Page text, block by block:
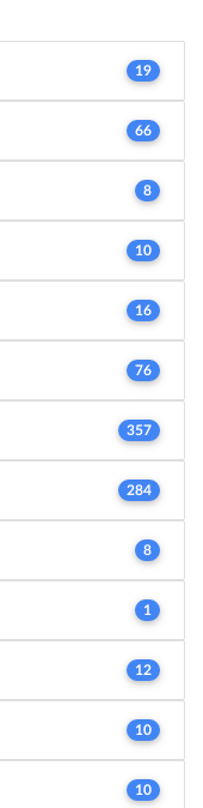
19
66
8
10
16
76
357
284
8
1
12
10
10